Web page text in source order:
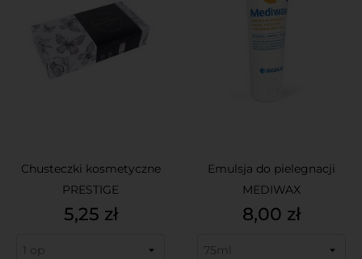
Chusteczki kosmetyczne
PRESTIGE
Cena
5,25 zł
Emulsja do pielegnacji
MEDIWAX
Cena
8,00 zł